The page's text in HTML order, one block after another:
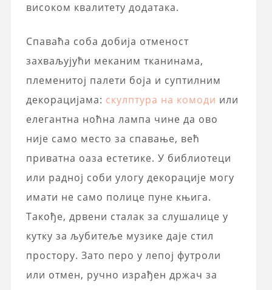
високом квалитету додатака.
Спаваћа соба добија отменост
захваљујући меканим тканинама,
племенитој палети боја и суптилним
декорацијама: скулптура на комоди или
елегантна ноћна лампа чине да ово
није само место за спавање, већ
приватна оаза естетике. У библиотеци
или радној соби улогу декорације могу
имати не само полице пуне књига.
Такође, дрвени сталак за слушалице у
кутку за љубитеље музике даје стил
простору. Зато перо у лепој футроли
или отмен, ручно израђен држач за